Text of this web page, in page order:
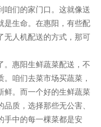
咱们的家门口。这就像送
是生命。在惠阳，有些配
无人机配送的方式，那可
。惠阳生鲜蔬菜配送，不
咱们去菜市场买蔬菜，
鲜。而一个好的生鲜蔬菜
质，选择那些无公害、
手中的每一棵菜都是安